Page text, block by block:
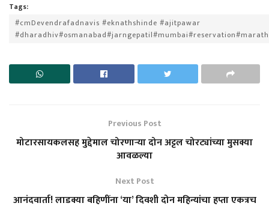
Tags:
#cmDevendrafadnavis #eknathshinde #ajitpawar
Previous Post
मोटारसायकलसह मुद्देमाल चोरणाऱ्या दोन अट्टल चोरट्यांच्या मुसक्या
आवळल्या
Next Post
आनंदवार्ता! लाडक्या बहिणींना ‘या’ दिवशी दोन महिन्यांचा हप्ता एकत्रच